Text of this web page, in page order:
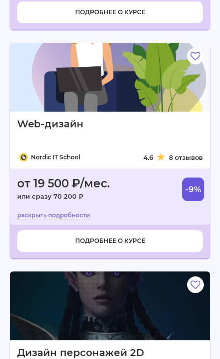
ПОДРОБНЕЕ О КУРСЕ
Web-дизайн
Nordic IT School 4.6 8 отзывов
от 19 500 ₽/мес.
или сразу 70 200 ₽
-9%
ПОДРОБНЕЕ О КУРСЕ
Дизайн персонажей 2D